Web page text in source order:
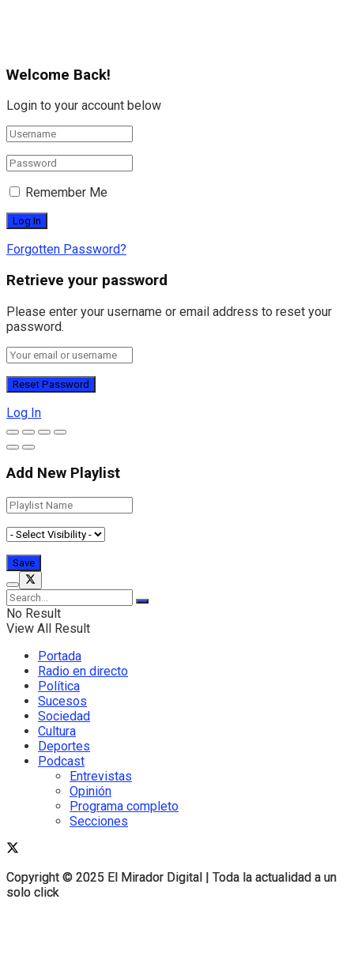
Copyright © 2025 El Mirador Digital | Toda la actualidad a un
solo click
Welcome Back!
Login to your account below
Remember Me
Forgotten Password?
Retrieve your password
Please enter your username or email address to reset your
password.
Log In
Add New Playlist
No Result
View All Result
Portada
Radio en directo
Política
Sucesos
Sociedad
Cultura
Deportes
Podcast
Entrevistas
Opinión
Programa completo
Secciones
Copyright © 2025 El Mirador Digital | Toda la actualidad a un
solo click